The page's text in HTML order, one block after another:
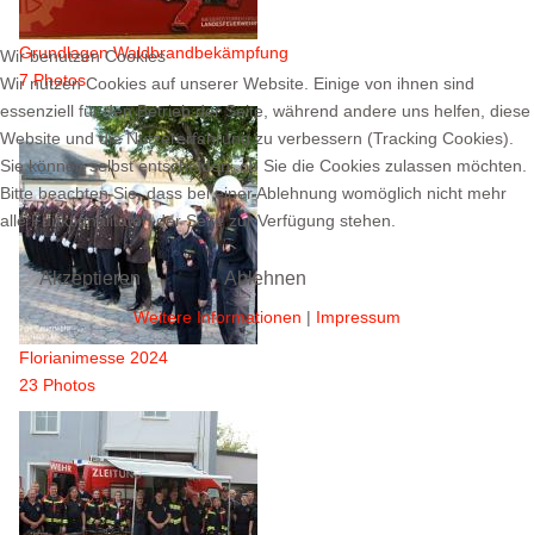
Grundlagen Waldbrandbekämpfung
7 Photos
Florianimesse 2024
23 Photos
Wir benutzen Cookies
Wir nutzen Cookies auf unserer Website. Einige von ihnen sind
essenziell für den Betrieb der Seite, während andere uns helfen, diese
Website und die Nutzererfahrung zu verbessern (Tracking Cookies).
Sie können selbst entscheiden, ob Sie die Cookies zulassen möchten.
Bitte beachten Sie, dass bei einer Ablehnung womöglich nicht mehr
alle Funktionalitäten der Seite zur Verfügung stehen.
Akzeptieren Ablehnen
Weitere Informationen | Impressum